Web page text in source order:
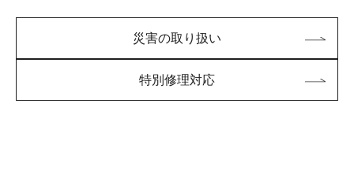
災害の取り扱い
特別修理対応